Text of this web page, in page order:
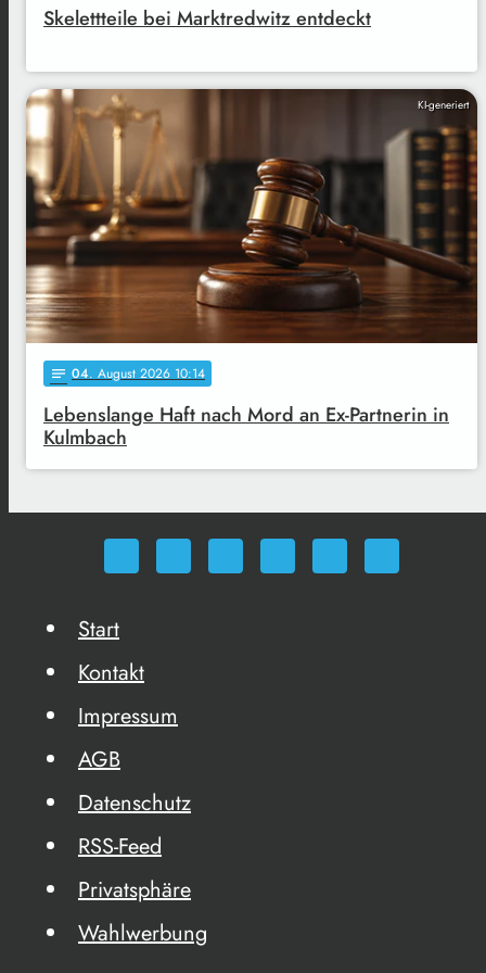
Skelettteile bei Marktredwitz entdeckt
KI-generiert
notes 04. August 2026 10:14
Lebenslange Haft nach Mord an Ex-Partnerin in
Kulmbach
Start
Kontakt
Impressum
AGB
Datenschutz
RSS-Feed
Privatsphäre
Wahlwerbung